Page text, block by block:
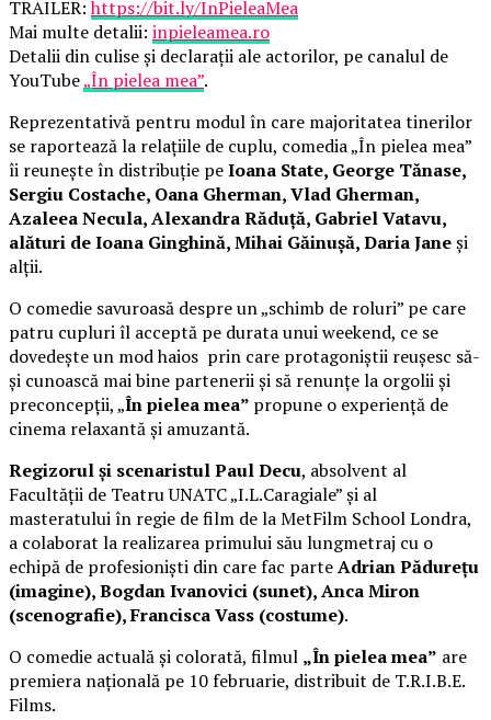
TRAILER:https://bit.ly/InPieleaMea
Mai multe detalii: inpieleamea.ro
Detalii din culise și declarații ale actorilor, pe canalul de
YouTube„În pielea mea”.
Reprezentativă pentru modul în care majoritatea tinerilor
se raportează la relațiile de cuplu, comedia „În pielea mea”
îi reunește în distribuție peIoana State, George Tănase,
Sergiu Costache, Oana Gherman, Vlad Gherman,
Azaleea Necula, Alexandra Răduță, Gabriel Vatavu,
alături de Ioana Ginghină, Mihai Găinușă, Daria Janeși
alții.
O comedie savuroasă despre un „schimb de roluri” pe care
patru cupluri îl acceptă pe durata unui weekend, ce se
dovedește un mod haios prin care protagoniștii reușesc să-
și cunoască mai bine partenerii și să renunțe la orgolii și
preconcepții, „În pielea mea” propune o experiență de
cinema relaxantă și amuzantă.
Regizorul și scenaristul Paul Decu, absolvent al
Facultății de Teatru UNATC „I.L.Caragiale” și al
masteratului în regie de film de la MetFilm School Londra,
a colaborat la realizarea primului său lungmetraj cu o
echipă de profesioniști din care fac parteAdrian Pădurețu
(imagine), Bogdan Ivanovici (sunet), Anca Miron
(scenografie), Francisca Vass (costume).
O comedie actuală și colorată, filmul „În pielea mea” are
premiera națională pe 10 februarie, distribuit de T.R.I.B.E.
Films.